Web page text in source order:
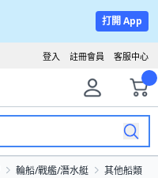
打開 App
客服中心
註冊會員
登入
輪船/戰艦/潛水艇 其他船類